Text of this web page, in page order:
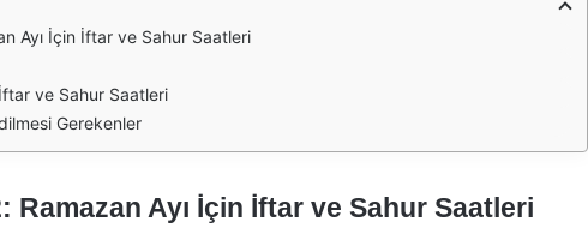
Ayı İçin İftar ve Sahur Saatleri
ve Sahur Saatleri
Gerekenler
Ramazan Ayı İçin İftar ve Sahur Saatleri